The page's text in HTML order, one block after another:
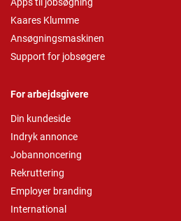
Kaares Klumme
Ansøgningsmaskinen
Support for jobsøgere
For arbejdsgivere
Din kundeside
Indryk annonce
Jobannoncering
Rekruttering
Employer branding
International